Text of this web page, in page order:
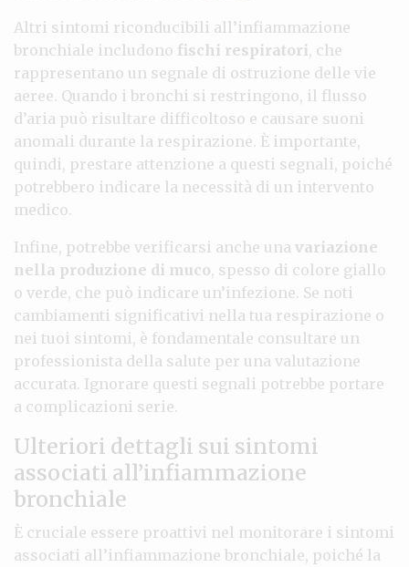
Altri sintomi riconducibili all’infiammazione
bronchiale includono fischi respiratori, che
rappresentano un segnale di ostruzione delle vie
aeree. Quando i bronchi si restringono, il flusso
d’aria può risultare difficoltoso e causare suoni
anomali durante la respirazione. È importante,
quindi, prestare attenzione a questi segnali, poiché
potrebbero indicare la necessità di un intervento
medico.
Infine, potrebbe verificarsi anche una variazione
nella produzione di muco, spesso di colore giallo
o verde, che può indicare un’infezione. Se noti
cambiamenti significativi nella tua respirazione o
nei tuoi sintomi, è fondamentale consultare un
professionista della salute per una valutazione
accurata. Ignorare questi segnali potrebbe portare
a complicazioni serie.
Ulteriori dettagli sui sintomi
associati all’infiammazione
bronchiale
È cruciale essere proattivi nel monitorare i sintomi
associati all’infiammazione bronchiale, poiché la